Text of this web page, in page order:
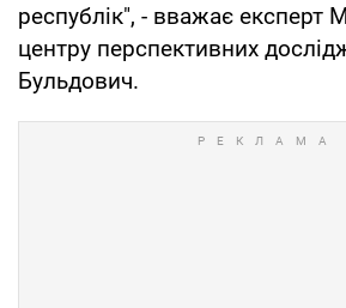
республік", - вважає експерт
центру перспективних
Бульдович.